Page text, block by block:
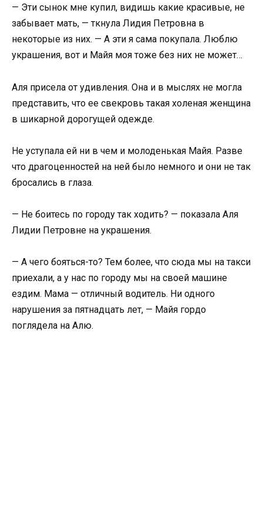
— Эти сынок мне купил, видишь какие красивые, не
забывает мать, — ткнула Лидия Петровна в
некоторые из них. — А эти я сама покупала. Люблю
украшения, вот и Майя моя тоже без них не может…
Аля присела от удивления. Она и в мыслях не могла
представить, что ее свекровь такая холеная женщина
в шикарной дорогущей одежде.
Не уступала ей ни в чем и молоденькая Майя. Разве
что драгоценностей на ней было немного и они не так
бросались в глаза.
— Не боитесь по городу так ходить? — показала Аля
Лидии Петровне на украшения.
— А чего бояться-то? Тем более, что сюда мы на такси
приехали, а у нас по городу мы на своей машине
ездим. Мама — отличный водитель. Ни одного
нарушения за пятнадцать лет, — Майя гордо
поглядела на Алю.